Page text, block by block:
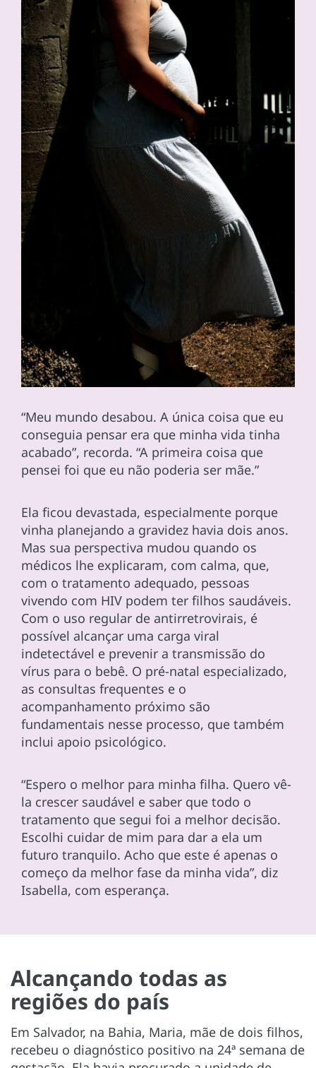
“Meu mundo desabou. A única coisa que eu
conseguia pensar era que minha vida tinha
acabado”, recorda. “A primeira coisa que
pensei foi que eu não poderia ser mãe.”
Ela ficou devastada, especialmente porque
vinha planejando a gravidez havia dois anos.
Mas sua perspectiva mudou quando os
médicos lhe explicaram, com calma, que,
com o tratamento adequado, pessoas
vivendo com HIV podem ter filhos saudáveis.
Com o uso regular de antirretrovirais, é
possível alcançar uma carga viral
indetectável e prevenir a transmissão do
vírus para o bebê. O pré-natal especializado,
as consultas frequentes e o
acompanhamento próximo são
fundamentais nesse processo, que também
inclui apoio psicológico.
“Espero o melhor para minha filha. Quero vê-
la crescer saudável e saber que todo o
tratamento que segui foi a melhor decisão.
Escolhi cuidar de mim para dar a ela um
futuro tranquilo. Acho que este é apenas o
começo da melhor fase da minha vida”, diz
Isabella, com esperança.
Alcançando todas as
regiões do país
Em Salvador, na Bahia, Maria, mãe de dois filhos,
recebeu o diagnóstico positivo na 24ª semana de